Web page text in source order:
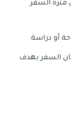
فترة السفر
أو دراسة.
السفر بهدف